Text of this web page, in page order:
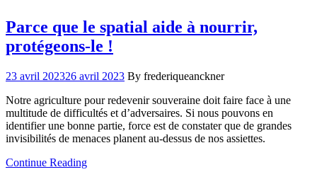
Parce que le spatial aide à nourrir,
protégeons-le !
23 avril 202326 avril 2023 By frederiqueanckner
Notre agriculture pour redevenir souveraine doit faire face à une
multitude de difficultés et d’adversaires. Si nous pouvons en
identifier une bonne partie, force est de constater que de grandes
invisibilités de menaces planent au-dessus de nos assiettes.
Continue Reading